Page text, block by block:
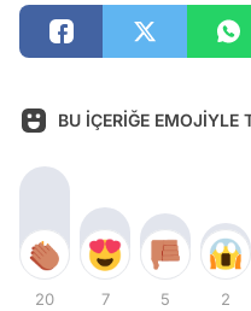
BU İÇERİĞE EMOJİYLE
20 7 5 2